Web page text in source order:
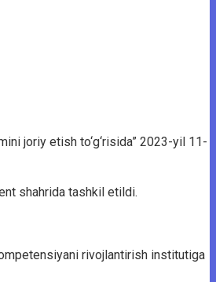
joriy etish to‘g‘risida” 2023-yil 11-
shahrida tashkil etildi.
rivojlantirish institutiga